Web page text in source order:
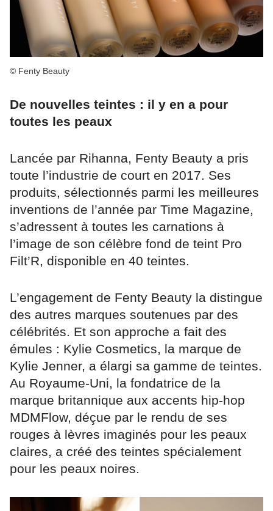
© Fenty Beauty
De nouvelles teintes : il y en a pour
toutes les peaux
Lancée par Rihanna, Fenty Beauty a pris
toute l’industrie de court en 2017. Ses
produits, sélectionnés parmi les meilleures
inventions de l’année par Time Magazine,
s’adressent à toutes les carnations à
l’image de son célèbre fond de teint Pro
Filt’R, disponible en 40 teintes.
L’engagement de Fenty Beauty la distingue
des autres marques soutenues par des
célébrités. Et son approche a fait des
émules : Kylie Cosmetics, la marque de
Kylie Jenner, a élargi sa gamme de teintes.
Au Royaume-Uni, la fondatrice de la
marque britannique aux accents hip-hop
MDMFlow, déçue par le rendu de ses
rouges à lèvres imaginés pour les peaux
claires, a créé des teintes spécialement
pour les peaux noires.